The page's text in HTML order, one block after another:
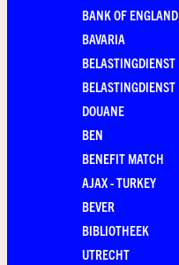
BANK OF ENGLAND
BAVARIA
BELASTINGDIENST
BELASTINGDIENST
DOUANE
BEN
BENEFIT MATCH
AJAX - TURKEY
BEVER
BIBLIOTHEEK
UTRECHT